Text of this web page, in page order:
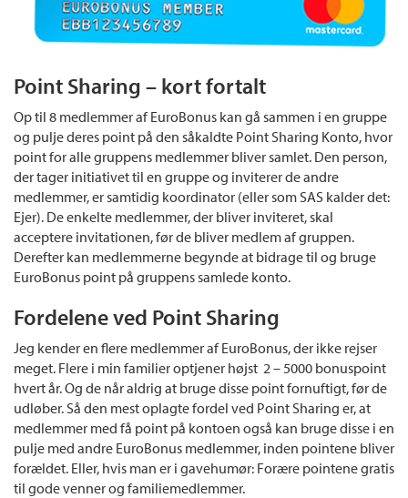
Point Sharing – kort fortalt
Op til 8 medlemmer af EuroBonus kan gå sammen i en gruppe
og pulje deres point på den såkaldte Point Sharing Konto, hvor
point for alle gruppens medlemmer bliver samlet. Den person,
der tager initiativet til en gruppe og inviterer de andre
medlemmer, er samtidig koordinator (eller som SAS kalder det:
Ejer). De enkelte medlemmer, der bliver inviteret, skal
acceptere invitationen, før de bliver medlem af gruppen.
Derefter kan medlemmerne begynde at bidrage til og bruge
EuroBonus point på gruppens samlede konto.
Fordelene ved Point Sharing
Jeg kender en flere medlemmer af EuroBonus, der ikke rejser
meget. Flere i min familier optjener højst 2 – 5000 bonuspoint
hvert år. Og de når aldrig at bruge disse point fornuftigt, før de
udløber. Så den mest oplagte fordel ved Point Sharing er, at
medlemmer med få point på kontoen også kan bruge disse i en
pulje med andre EuroBonus medlemmer, inden pointene bliver
forældet. Eller, hvis man er i gavehumør: Forære pointene gratis
til gode venner og familiemedlemmer.